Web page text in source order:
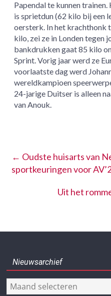
Papendal te kunnen
is sprietdun (62 kilo bij een
oersterk. In het krachthonk
kilo, zei ze in Londen tegen
bankdrukken gaat 85 kilo
Sprint. Vorig jaar werd ze
voorlaatste dag werd
wereldkampioen
24-jarige Duitser is alleen
van Anouk.
← Oudste huisarts van
sportkeuringen voor
Uit het
Nieuwsarchief
Nieuwsarchief